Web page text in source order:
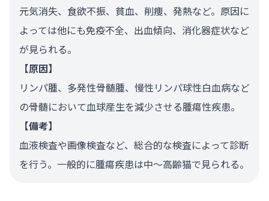
元気消失、食欲不振、貧血、削痩、発熱など。原因に
よっては他にも免疫不全、出血傾向、消化器症状など
が見られる。
【原因】
リンパ腫、多発性骨髄腫、慢性リンパ球性白血病など
の骨髄において血球産生を減少させる腫瘍性疾患。
【備考】
血液検査や画像検査など、総合的な検査によって診断
を行う。一般的に腫瘍疾患は中～高齢猫で見られる。